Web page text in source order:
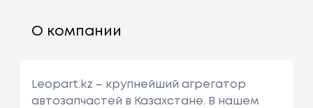
О компании
Leopart.kz – крупнейший агрегатор
автозапчастей в Казахстане. В нашем